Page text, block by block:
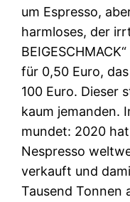
um Espresso,
harmloses, der
für 0,50 Euro,
100 Euro. Dieser
kaum jemanden.
mundet: 2020
Nespresso
verkauft und
Tausend Tonnen